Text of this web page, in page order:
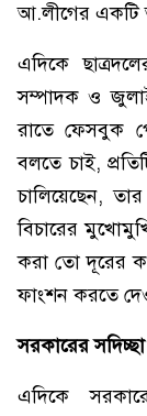
আ.লীগের একটি
এদিকে
সম্পাদক ও
রাতে ফেসবুক
বলতে চাই,
চালিয়েছেন,
বিচারের
করা তো দূরের
ফাংশন করতে
সরকারের
এদিকে